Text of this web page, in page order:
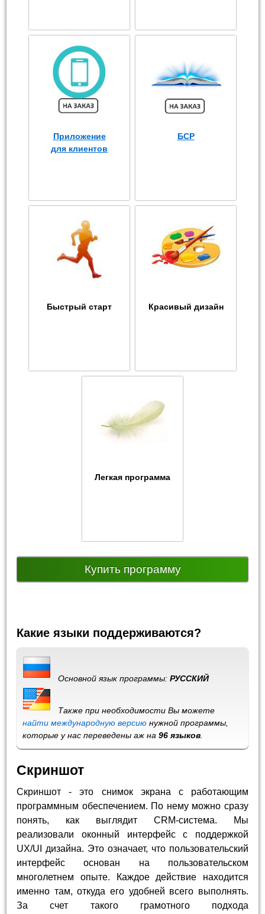
Приложение
для клиентов
БСР
Быстрый старт Красивый дизайн
Легкая программа
Купить программу
Какие языки поддерживаются?
Основной язык программы:РУССКИЙ
Также при необходимости Вы можете
найти международную версию нужной программы,
которые у нас переведены аж на96 языков
Скриншот
Скриншот - это снимок экрана с работающим
программным обеспечением. По нему можно сразу
понять, как выглядит CRM-система. Мы
реализовали оконный интерфейс с поддержкой
UX/UI дизайна. Это означает, что пользовательский
интерфейс основан на пользовательском
многолетнем опыте. Каждое действие находится
именно там, откуда его удобней всего выполнять.
За счет такого грамотного подхода